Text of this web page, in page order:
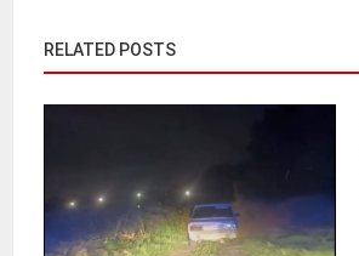
RELATED POSTS